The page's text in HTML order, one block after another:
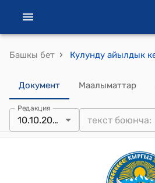
Башкы бет ›
Документ Маалыматтар
Редакция
10.10.2025